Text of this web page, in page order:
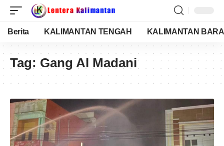
Berita KALIMANTAN TENGAH KALIMANTAN
Tag: Gang Al Madani